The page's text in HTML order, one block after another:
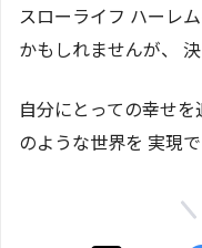
スローライフ ハーレ
かもしれませんが、
自分にとっての幸せ
のような世界を 実現